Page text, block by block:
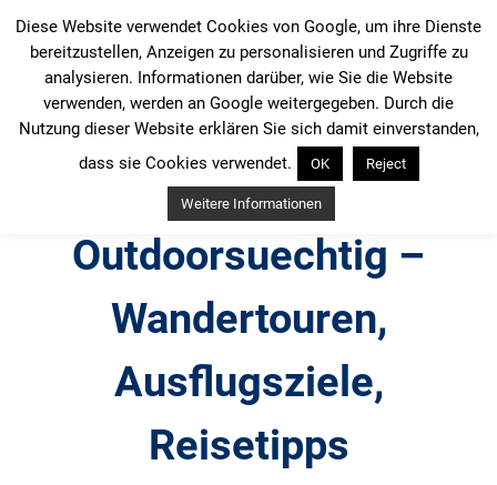
Inhalt
springen
Outdoorsuechtig –
Wandertouren,
Ausflugsziele,
Reisetipps
Diese Website verwendet Cookies von Google, um ihre Dienste
bereitzustellen, Anzeigen zu personalisieren und Zugriffe zu
analysieren. Informationen darüber, wie Sie die Website
verwenden, werden an Google weitergegeben. Durch die
Nutzung dieser Website erklären Sie sich damit einverstanden,
dass sie Cookies verwendet.
OK Reject
Weitere Informationen